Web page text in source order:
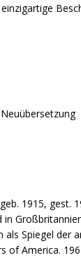
1915, gest.
Spiegel der
of America.